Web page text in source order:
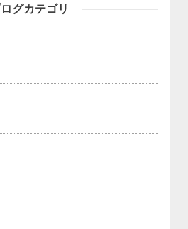
グカテゴリ